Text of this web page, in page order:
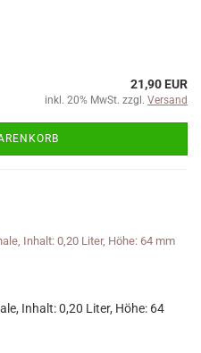
21,90 EUR
inkl. 20% MwSt. zzgl. Versand
Inhalt: 0,20 Liter, Höhe: 64